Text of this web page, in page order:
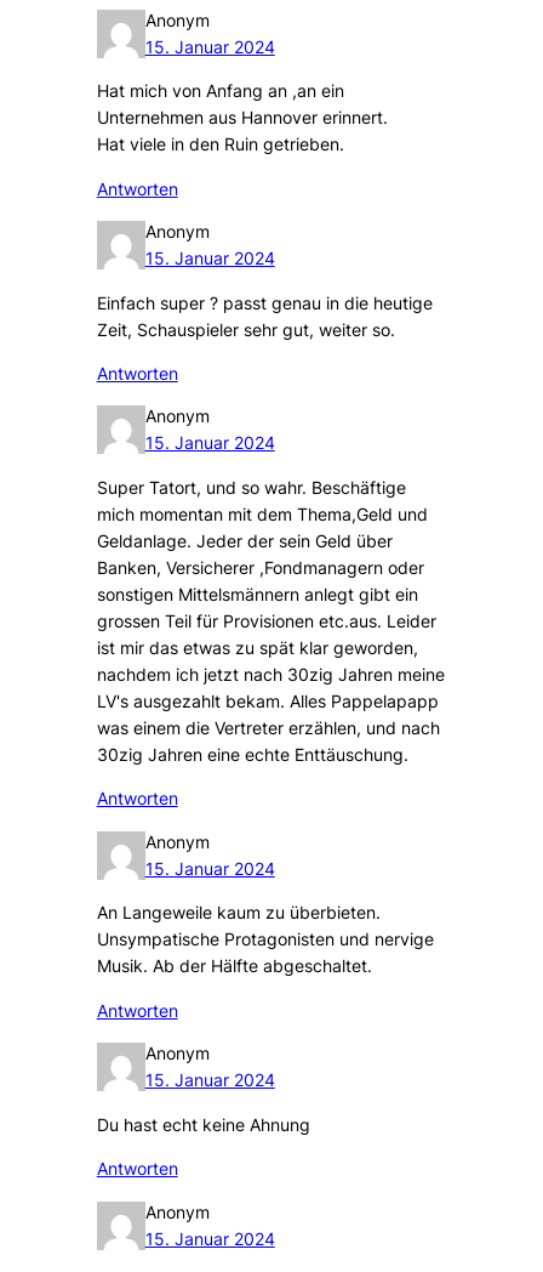
Anonym
15. Januar 2024
Hat mich von Anfang an ,an ein
Unternehmen aus Hannover erinnert.
Hat viele in den Ruin getrieben.
Antworten
Anonym
15. Januar 2024
Einfach super ? passt genau in die heutige
Zeit, Schauspieler sehr gut, weiter so.
Antworten
Anonym
15. Januar 2024
Super Tatort, und so wahr. Beschäftige
mich momentan mit dem Thema,Geld und
Geldanlage. Jeder der sein Geld über
Banken, Versicherer ,Fondmanagern oder
sonstigen Mittelsmännern anlegt gibt ein
grossen Teil für Provisionen etc.aus. Leider
ist mir das etwas zu spät klar geworden,
nachdem ich jetzt nach 30zig Jahren meine
LV's ausgezahlt bekam. Alles Pappelapapp
was einem die Vertreter erzählen, und nach
30zig Jahren eine echte Enttäuschung.
Antworten
Anonym
15. Januar 2024
An Langeweile kaum zu überbieten.
Unsympatische Protagonisten und nervige
Musik. Ab der Hälfte abgeschaltet.
Antworten
Anonym
15. Januar 2024
Du hast echt keine Ahnung
Antworten
Anonym
15. Januar 2024